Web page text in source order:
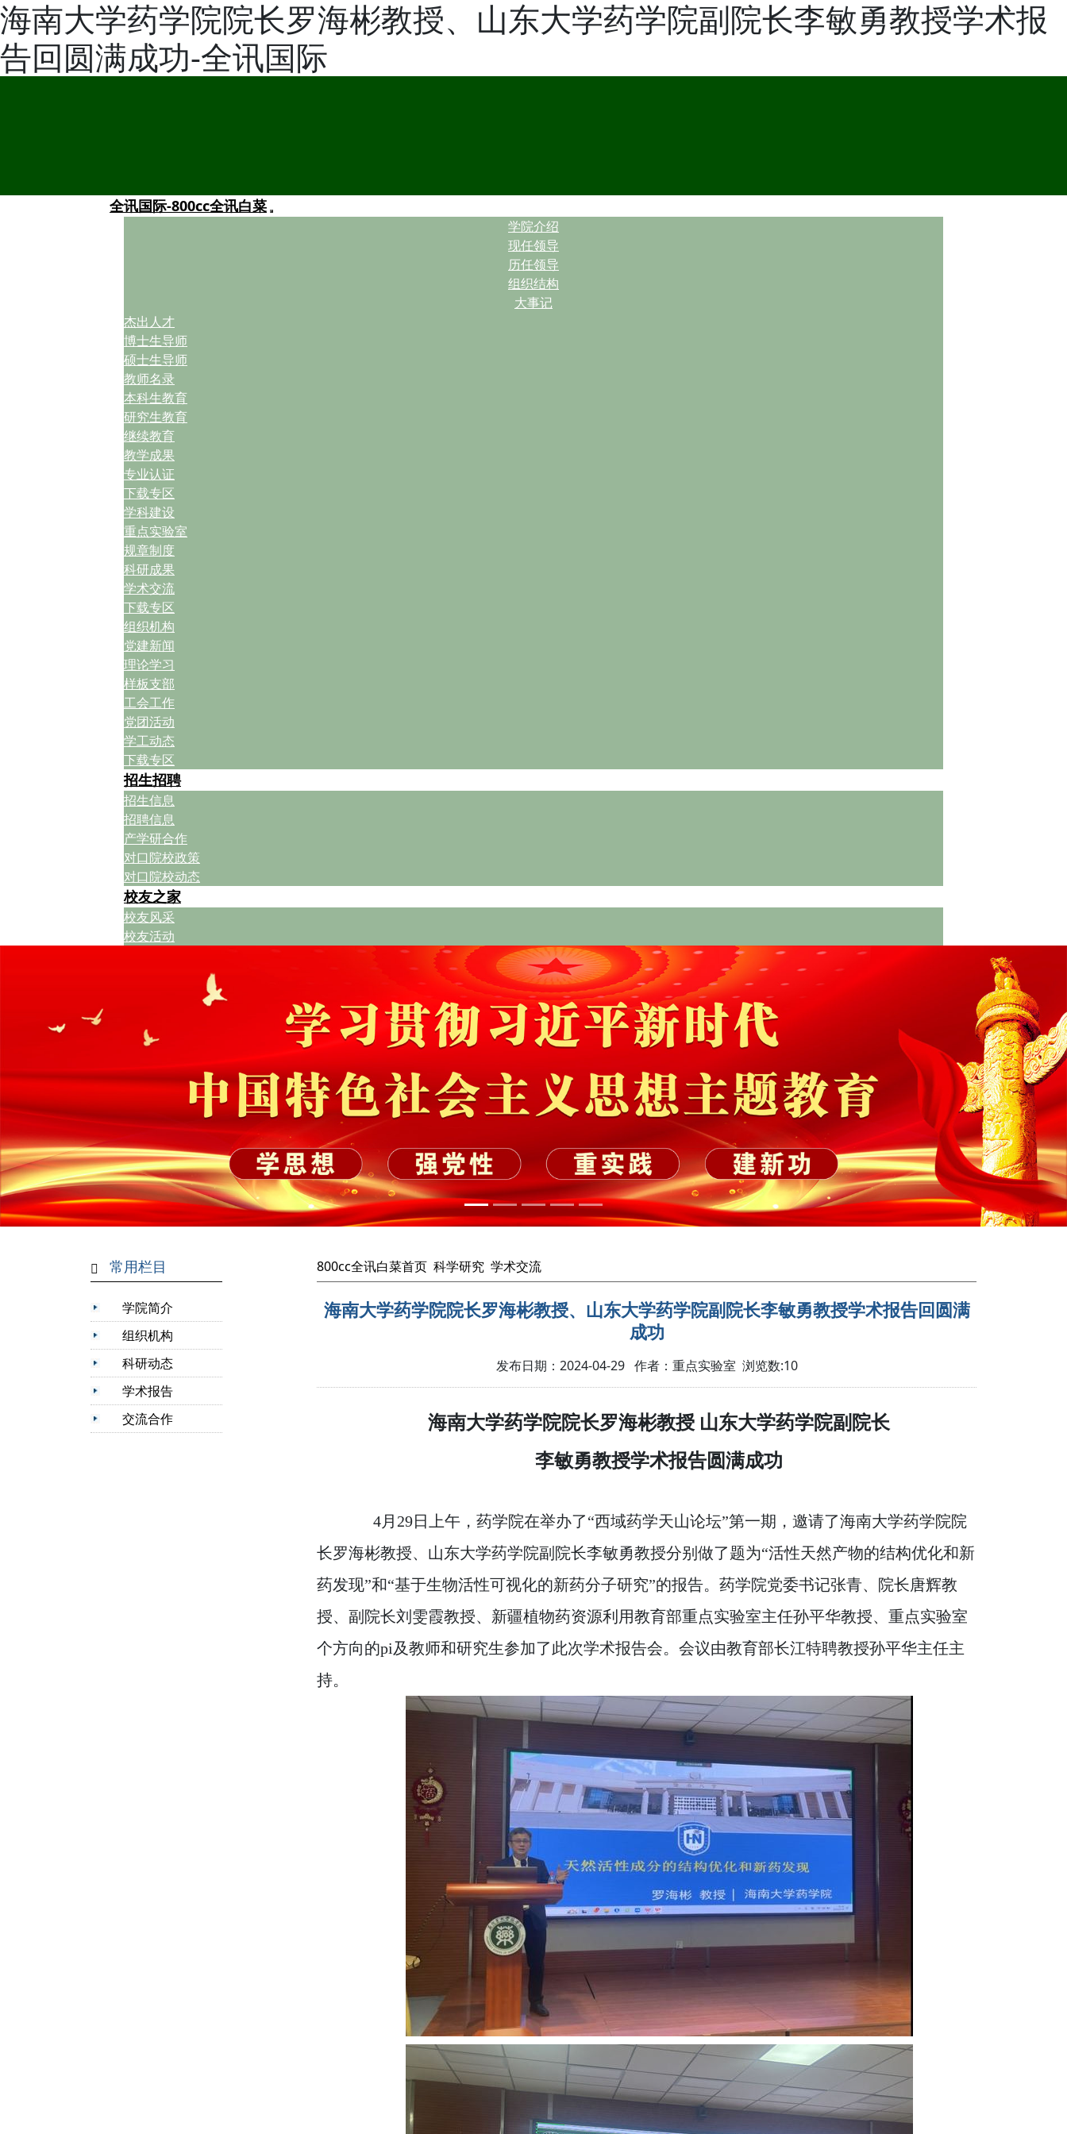
海南大学药学院院长罗海彬教授、山东大学药学院副院长李敏勇教授学术报
告回圆满成功-全讯国际
全讯国际-800cc全讯白菜
学院介绍
现任领导
历任领导
组织结构
大事记
杰出人才
博士生导师
硕士生导师
教师名录
本科生教育
研究生教育
继续教育
教学成果
专业认证
下载专区
学科建设
重点实验室
规章制度
科研成果
学术交流
下载专区
组织机构
党建新闻
理论学习
样板支部
工会工作
党团活动
学工动态
下载专区
招生招聘
招生信息
招聘信息
产学研合作
对口院校政策
对口院校动态
校友之家
校友风采
校友活动
常用栏目
学院简介
组织机构
科研动态
学术报告
交流合作
800cc全讯白菜首页 科学研究 学术交流
海南大学药学院院长罗海彬教授、山东大学药学院副院长李敏勇教授学术报告回圆满
成功
发布日期：2024-04-29 作者：重点实验室 浏览数:10
海南大学药学院院长罗海彬教授 山东大学药学院副院长
李敏勇教授学术报告圆满成功
4月29日上午，药学院在举办了“西域药学天山论坛”第一期，邀请了海南大学药学院院
长罗海彬教授、山东大学药学院副院长李敏勇教授分别做了题为“活性天然产物的结构优化和新
药发现”和“基于生物活性可视化的新药分子研究”的报告。药学院党委书记张青、院长唐辉教
授、副院长刘雯霞教授、新疆植物药资源利用教育部重点实验室主任孙平华教授、重点实验室
个方向的pi及教师和研究生参加了此次学术报告会。会议由教育部长江特聘教授孙平华主任主
持。